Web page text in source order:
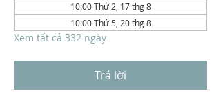
10:00 Thứ 2, 17 thg 8
10:00 Thứ 5, 20 thg 8
Xem tất cả 332 ngày
Trả lời